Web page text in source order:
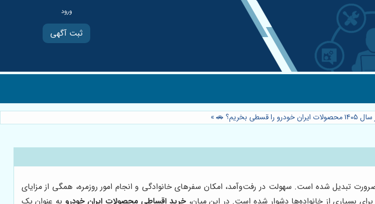
ثبت آگهی
قسطی بخریم؟ 🚗 »
تبدیل شده است. سهولت در رفت‌وآمد، امکان سفرهای خانوادگی و انجام امور روزمره، همگی از مزایای
بسیاری از خانواده‌ها دشوار شده است. در این میان، خرید اقساطی محصولات ایران خودرو به عنوان یک